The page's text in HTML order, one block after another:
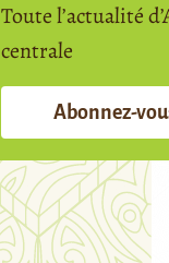
Toute l’actualité
centrale
Abonnez-